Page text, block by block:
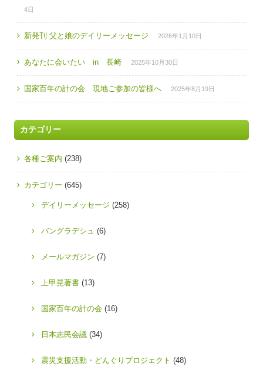
4日
新発刊 父と娘のデイリーメッセージ 2026年1月10日
あなたに会いたい in 長崎 2025年10月30日
国家百年の計の会 現地ご参加の皆様へ 2025年8月19日
カテゴリー
各種ご案内 (238)
カテゴリー (645)
デイリーメッセージ (258)
バングラデシュ (6)
メールマガジン (7)
上甲晃著書 (13)
国家百年の計の会 (16)
日本志民会議 (34)
震災支援活動・どんぐりプロジェクト (48)